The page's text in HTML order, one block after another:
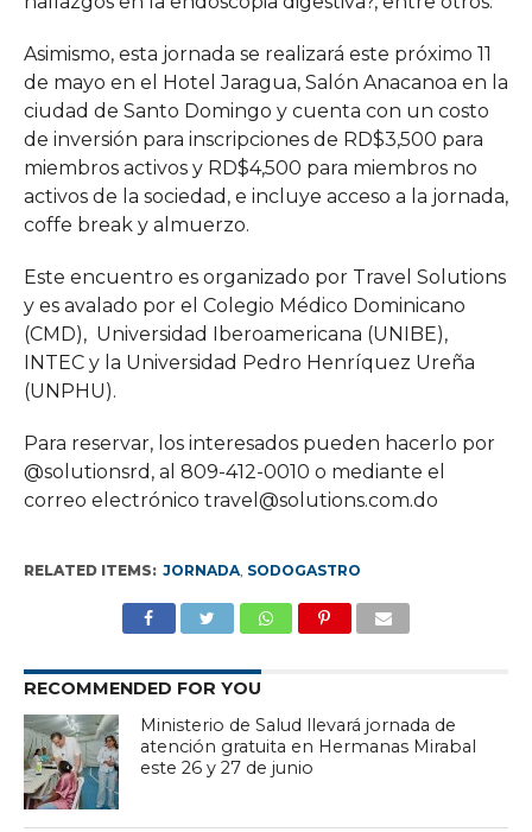
Asimismo, esta jornada se realizará este próximo 11
de mayo en el Hotel Jaragua, Salón Anacanoa en la
ciudad de Santo Domingo y cuenta con un costo
de inversión para inscripciones de RD$3,500 para
miembros activos y RD$4,500 para miembros no
activos de la sociedad, e incluye acceso a la jornada,
coffe break y almuerzo.
Este encuentro es organizado por Travel Solutions
y es avalado por el Colegio Médico Dominicano
(CMD), Universidad Iberoamericana (UNIBE),
INTEC y la Universidad Pedro Henríquez Ureña
(UNPHU).
Para reservar, los interesados pueden hacerlo por
@solutionsrd, al 809-412-0010 o mediante el
correo electrónico travel@solutions.com.do
RELATED ITEMS: JORNADA, SODOGASTRO
RECOMMENDED FOR YOU
Ministerio de Salud llevará jornada de
atención gratuita en Hermanas Mirabal
este 26 y 27 de junio